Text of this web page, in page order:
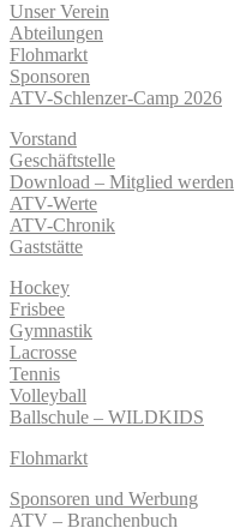
Unser Verein
Abteilungen
Flohmarkt
Sponsoren
ATV-Schlenzer-Camp 2026
Vorstand
Geschäftstelle
Download – Mitglied werden
ATV-Werte
ATV-Chronik
Gaststätte
Hockey
Frisbee
Gymnastik
Lacrosse
Tennis
Volleyball
Ballschule – WILDKIDS
Flohmarkt
Sponsoren und Werbung
ATV – Branchenbuch